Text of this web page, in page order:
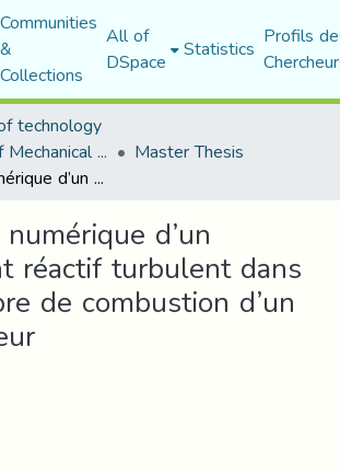
Communities
&
Collections
All of
DSpace Statistics Profils
technology
Department of Mechanical Engineering Master Thesis
Simulation numérique d’un écoulement réactif turbulent dans une chambre de combustion d’un turboréacteur
d’un
réactif turbulent dans
de combustion d’un